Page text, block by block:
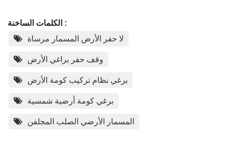
الكلمات الساخنة :
لا حفر الأرض المسمار مرساة
وقف حفر براغي الأرض
برغي نظام تركيب كومة الأرض
برغي كومة أرضية شمسية
المسمار الأرضي الصلب المجلفن